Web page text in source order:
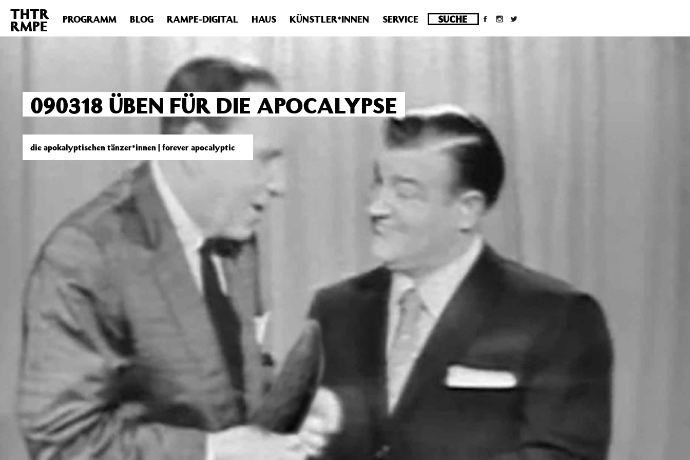
Deprecated : Die Funktion post_permalink ist seit Version 4.4.0 veraltet! Verwende stattdessen get_permalink(). in /homepages/10/d43051023/htdocs/wordpress/wp-
includes/functions.phpon line6031
THTR
RMPE PROGRAMM BLOG RAMPE-DIGITAL HAUS KÜNSTLER*INNEN SERVICE
090318 ÜBEN FÜR DIE APOCALYPSE
die apokalyptischen tänzer*innen | forever apocalyptic